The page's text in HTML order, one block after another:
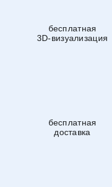
бесплатная
3D-визуализация
бесплатная
доставка